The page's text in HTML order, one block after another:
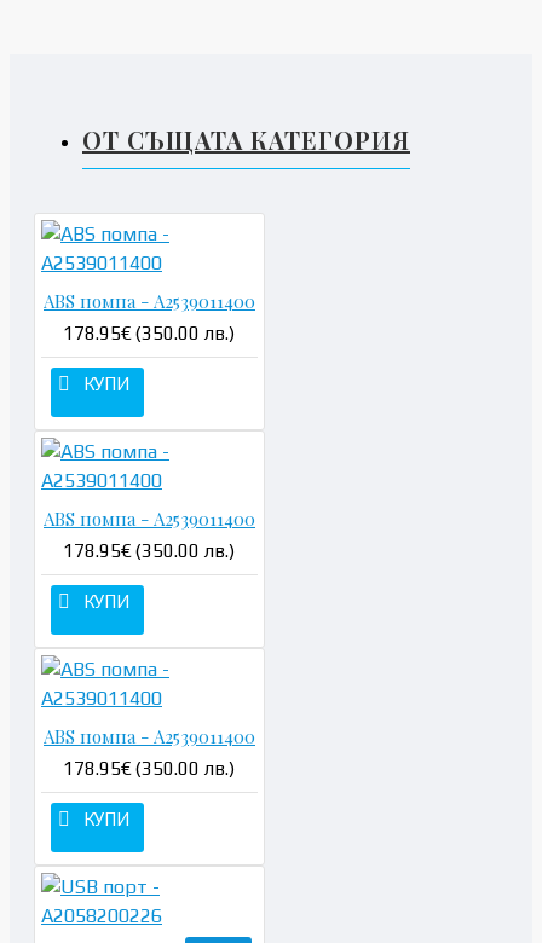
ОТ СЪЩАТА КАТЕГОРИЯ
ABS помпа - A2539011400
178.95€ (350.00 лв.)
КУПИ
ABS помпа - A2539011400
178.95€ (350.00 лв.)
КУПИ
ABS помпа - A2539011400
178.95€ (350.00 лв.)
КУПИ